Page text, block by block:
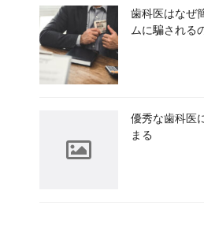
歯科医はなぜ
ムに騙される
優秀な歯科医
まる